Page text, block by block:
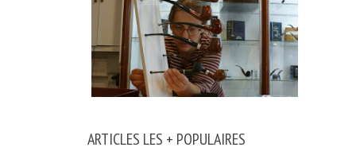
ARTICLES LES + POPULAIRES